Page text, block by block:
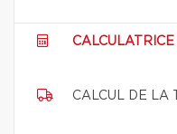
CALCUL DE LA